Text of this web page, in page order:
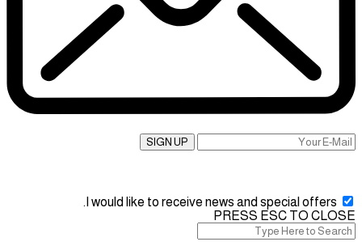
SIGN UP
I would like to receive news and special offers.
PRESS ESC TO CLOSE